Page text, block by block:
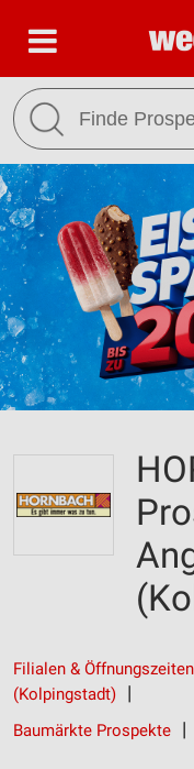
Filialen &
(Kolpingstadt)
Baumärkte Prospekte